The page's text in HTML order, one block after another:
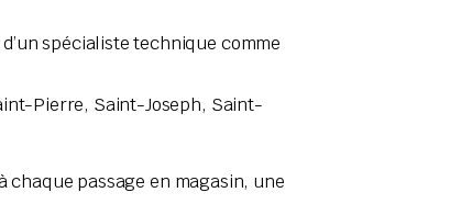
spécialiste technique comme
Pierre, Saint-Joseph, Saint-
chaque passage en magasin, une